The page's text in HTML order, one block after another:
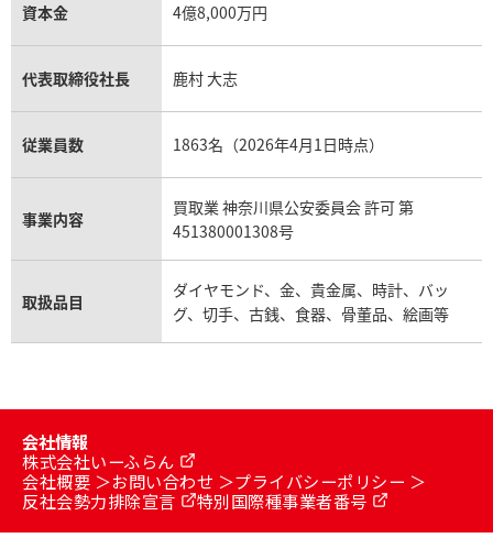
資本金 4億8,000万円
代表取締役社長 鹿村 大志
従業員数 1863名（2026年4月1日時点）
事業内容
買取業 神奈川県公安委員会 許可 第
451380001308号
取扱品目
ダイヤモンド、金、貴金属、時計、バッ
グ、切手、古銭、食器、骨董品、絵画等
会社情報
株式会社いーふらん
会社概要
お問い合わせ
プライバシーポリシー
反社会勢力排除宣言
特別国際種事業者番号